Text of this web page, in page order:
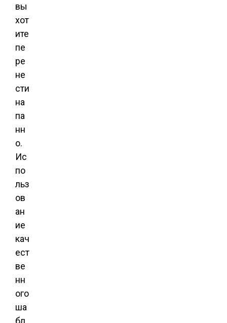
вы
хот
ите
пе
ре
не
сти
на
па
нн
о.
Ис
по
льз
ов
ан
ие
кач
ест
ве
нн
ого
ша
бл